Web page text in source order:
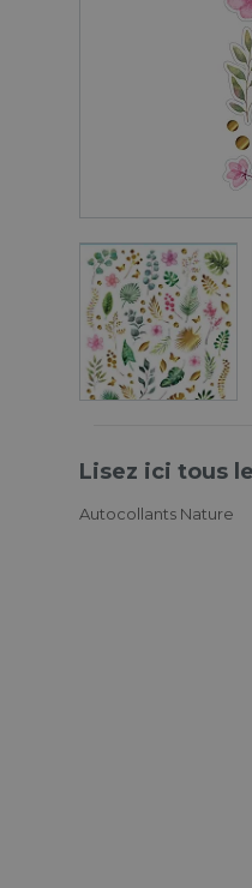
Lisez ici tous
Autocollants Nature